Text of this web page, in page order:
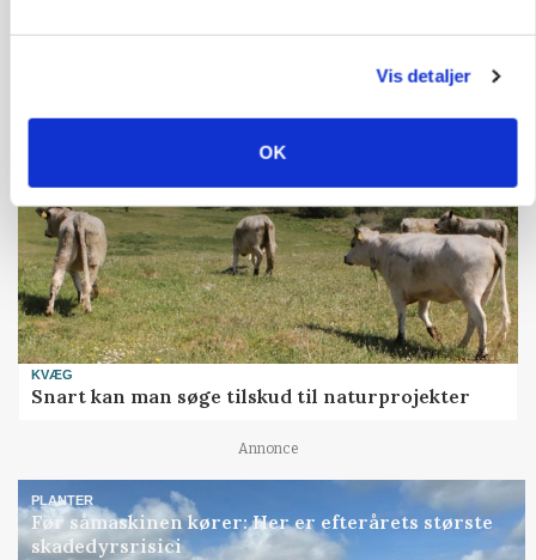
Vis detaljer
OK
KVÆG
Snart kan man søge tilskud til naturprojekter
Annonce
PLANTER
Før såmaskinen kører: Her er efterårets største
skadedyrsrisici